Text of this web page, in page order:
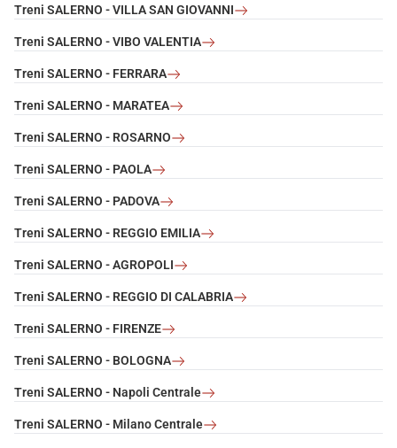
Treni SALERNO - VILLA SAN GIOVANNI
Treni SALERNO - VIBO VALENTIA
Treni SALERNO - FERRARA
Treni SALERNO - MARATEA
Treni SALERNO - ROSARNO
Treni SALERNO - PAOLA
Treni SALERNO - PADOVA
Treni SALERNO - REGGIO EMILIA
Treni SALERNO - AGROPOLI
Treni SALERNO - REGGIO DI CALABRIA
Treni SALERNO - FIRENZE
Treni SALERNO - BOLOGNA
Treni SALERNO - Napoli Centrale
Treni SALERNO - Milano Centrale